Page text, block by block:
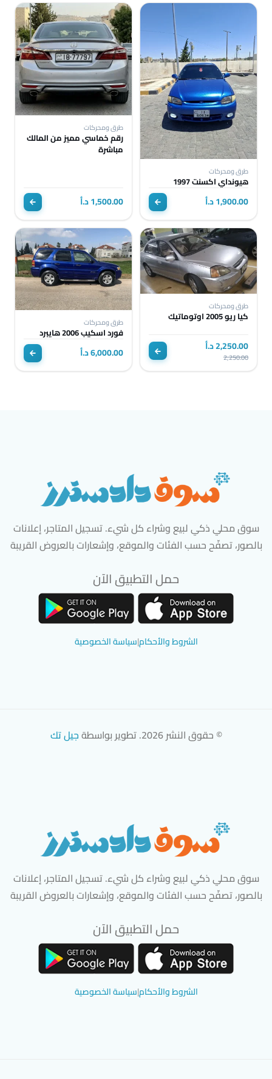
طرق ومحركات
هيونداي اكسنت 1997
1,900.00 د.أ
طرق ومحركات
رقم خماسي مميز من المالك
مباشرة
1,500.00 د.أ
طرق ومحركات
كيا ريو 2005 اوتوماتيك
2,250.00 د.أ
2,250.00
طرق ومحركات
فورد اسكيب 2006 هايبرد
6,000.00 د.أ
سوق محلي ذكي لبيع وشراء كل شيء. تسجيل المتاجر، إعلانات
بالصور، تصفّح حسب الفئات والموقع، وإشعارات بالعروض القريبة
حمل التطبيق الآن
الشروط والأحكام|سياسة الخصوصية
© حقوق النشر 2026. تطوير بواسطة جيل تك
سوق محلي ذكي لبيع وشراء كل شيء. تسجيل المتاجر، إعلانات
بالصور، تصفّح حسب الفئات والموقع، وإشعارات بالعروض القريبة
حمل التطبيق الآن
الشروط والأحكام|سياسة الخصوصية